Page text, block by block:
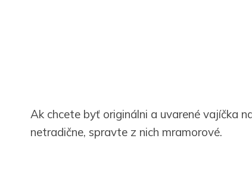
Ak chcete byť originálni a uvarené vajíčka
netradične, spravte z nich mramorové.